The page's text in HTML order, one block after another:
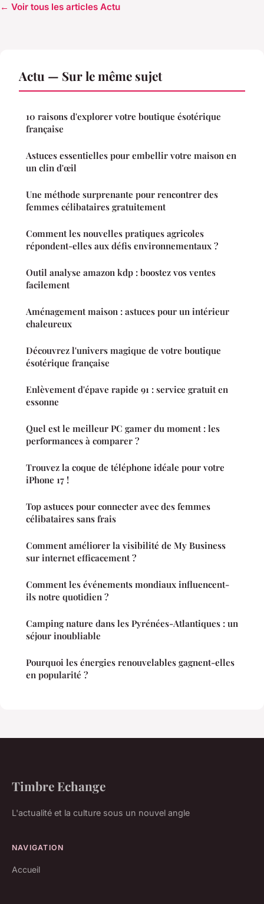
← Voir tous les articles Actu
Actu — Sur le même sujet
10 raisons d'explorer votre boutique ésotérique
française
Astuces essentielles pour embellir votre maison en
un clin d'œil
Une méthode surprenante pour rencontrer des
femmes célibataires gratuitement
Comment les nouvelles pratiques agricoles
répondent-elles aux défis environnementaux ?
Outil analyse amazon kdp : boostez vos ventes
facilement
Aménagement maison : astuces pour un intérieur
chaleureux
Découvrez l'univers magique de votre boutique
ésotérique française
Enlèvement d'épave rapide 91 : service gratuit en
essonne
Quel est le meilleur PC gamer du moment : les
performances à comparer ?
Trouvez la coque de téléphone idéale pour votre
iPhone 17 !
Top astuces pour connecter avec des femmes
célibataires sans frais
Comment améliorer la visibilité de My Business
sur internet efficacement ?
Comment les événements mondiaux influencent-
ils notre quotidien ?
Camping nature dans les Pyrénées-Atlantiques : un
séjour inoubliable
Pourquoi les énergies renouvelables gagnent-elles
en popularité ?
Timbre Echange
L'actualité et la culture sous un nouvel angle
NAVIGATION
Accueil